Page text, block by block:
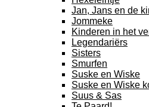
Jan, Jans en de
Jommeke
Kinderen in het
Legendariërs
Sisters
Smurfen
Suske en Wiske
Suske en Wiske
Suus & Sas